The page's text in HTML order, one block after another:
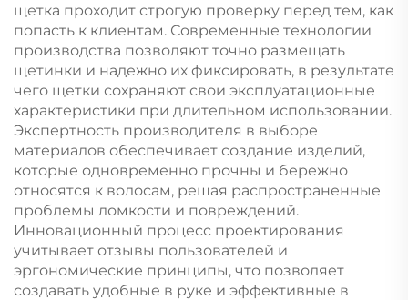
щетка проходит строгую проверку перед тем, как
попасть к клиентам. Современные технологии
производства позволяют точно размещать
щетинки и надежно их фиксировать, в результате
чего щетки сохраняют свои эксплуатационные
характеристики при длительном использовании.
Экспертность производителя в выборе
материалов обеспечивает создание изделий,
которые одновременно прочны и бережно
относятся к волосам, решая распространенные
проблемы ломкости и повреждений.
Инновационный процесс проектирования
учитывает отзывы пользователей и
эргономические принципы, что позволяет
создавать удобные в руке и эффективные в